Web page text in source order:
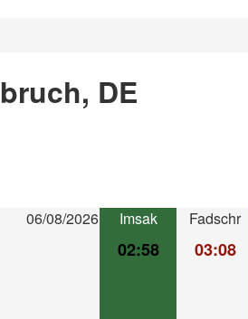
DE
06/08/2026 Imsak
02:58
Fadschr
03:08